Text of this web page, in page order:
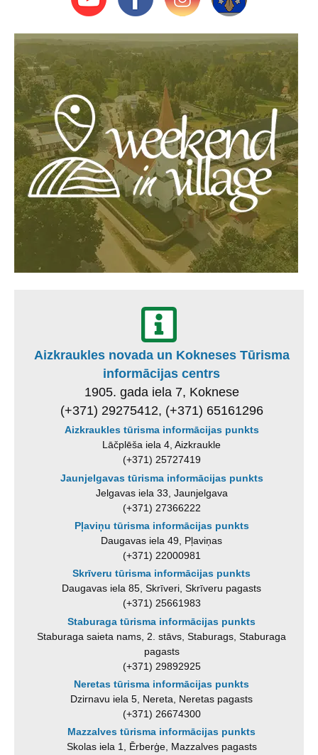
Aizkraukles novada un Kokneses Tūrisma
informācijas centrs
1905. gada iela 7, Koknese
(+371) 29275412, (+371) 65161296
Aizkraukles tūrisma informācijas punkts
Lāčplēša iela 4, Aizkraukle
(+371) 25727419
Jaunjelgavas tūrisma informācijas punkts
Jelgavas iela 33, Jaunjelgava
(+371) 27366222
Pļaviņu tūrisma informācijas punkts
Daugavas iela 49, Pļaviņas
(+371) 22000981
Skrīveru tūrisma informācijas punkts
Daugavas iela 85, Skrīveri, Skrīveru pagasts
(+371) 25661983
Staburaga tūrisma informācijas punkts
Staburaga saieta nams, 2. stāvs, Staburags, Staburaga
pagasts
(+371) 29892925
Neretas tūrisma informācijas punkts
Dzirnavu iela 5, Nereta, Neretas pagasts
(+371) 26674300
Mazzalves tūrisma informācijas punkts
Skolas iela 1, Ērberģe, Mazzalves pagasts